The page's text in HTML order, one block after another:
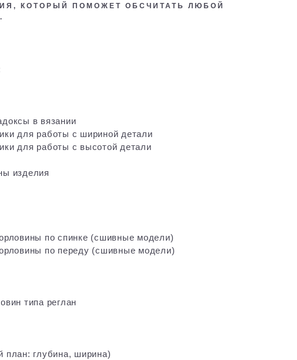
КОТОРЫЙ ПОМОЖЕТ ОБСЧИТАТЬ ЛЮБОЙ
в вязании
для работы с шириной детали
для работы с высотой детали
изделия
по спинке (сшивные модели)
по переду (сшивные модели)
типа реглан
план: глубина, ширина)